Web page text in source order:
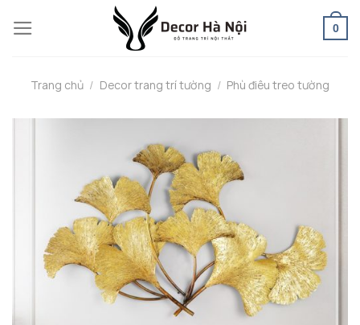
to
0
Trang chủ / Decor trang trí tường / Phù điêu treo tường